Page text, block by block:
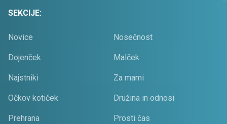
SEKCIJE:
Novice Nosečnost
Dojenček Malček
Najstniki Za mami
Očkov kotiček Družina in odnosi
Prehrana Prosti čas